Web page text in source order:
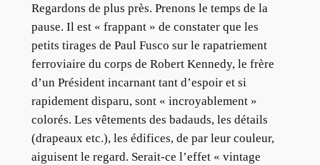
Regardons de plus près. Prenons le temps de la
pause. Il est « frappant » de constater que les
petits tirages de Paul Fusco sur le rapatriement
ferroviaire du corps de Robert Kennedy, le frère
d’un Président incarnant tant d’espoir et si
rapidement disparu, sont « incroyablement »
colorés. Les vêtements des badauds, les détails
(drapeaux etc.), les édifices, de par leur couleur,
aiguisent le regard. Serait-ce l’effet « vintage